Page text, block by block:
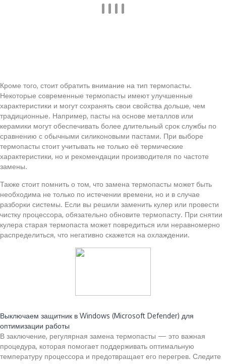
Кроме того, стоит обратить внимание на тип термопасты.
Некоторые современные термопасты имеют улучшенные
характеристики и могут сохранять свои свойства дольше, чем
традиционные. Например, пасты на основе металлов или
керамики могут обеспечивать более длительный срок службы по
сравнению с обычными силиконовыми пастами. При выборе
термопасты стоит учитывать не только её термические
характеристики, но и рекомендации производителя по частоте
замены.
Также стоит помнить о том, что замена термопасты может быть
необходима не только по истечении времени, но и в случае
разборки системы. Если вы решили заменить кулер или провести
чистку процессора, обязательно обновите термопасту. При снятии
кулера старая термопаста может повредиться или неравномерно
распределиться, что негативно скажется на охлаждении.
Выключаем защитник в Windows (Microsoft Defender) для
оптимизации работы
В заключение, регулярная замена термопасты — это важная
процедура, которая помогает поддерживать оптимальную
температуру процессора и предотвращает его перегрев. Следите